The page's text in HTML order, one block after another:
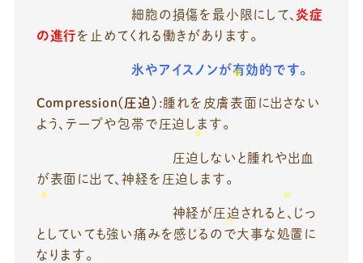
細胞の損傷を最小限にして、 炎症
の進行を止めてくれる働きがあります。
氷やアイスノンが有効的です。
Compression(圧迫） :腫れを皮膚表面に出さない
よう、テープや包帯で圧迫します。
圧迫しないと腫れや出血
が表面に出て、神経を圧迫します。
神経が圧迫されると、じっ
としていても強い痛みを感じるので大事な処置に
なります。